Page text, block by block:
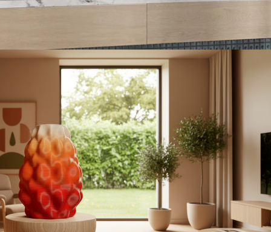
ВАЗЫ И ДЕКОР
Керамика VS 3D печать